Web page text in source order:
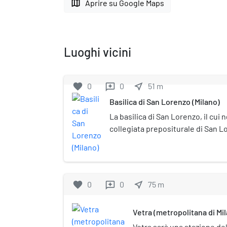
map Aprire su Google Maps
Luoghi vicini
favorite 0 reviews 0 near_me 51 m
Basilica di San Lorenzo (Milano)
La basilica di San Lorenzo, il cui
collegiata prepositurale di San
Milano. Tra le più antiche chiese
conservando quasi
assieme alle antistanti colonne
favorite 0 reviews 0 near_me 75 m
Vetra (metropolitana di